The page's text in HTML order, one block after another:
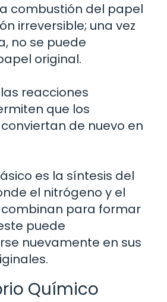
combustión del papel
irreversible; una vez
no se puede
original.
reacciones
que los
de nuevo en
es la síntesis del
el nitrógeno y el
para formar
puede
nuevamente en sus
Químico